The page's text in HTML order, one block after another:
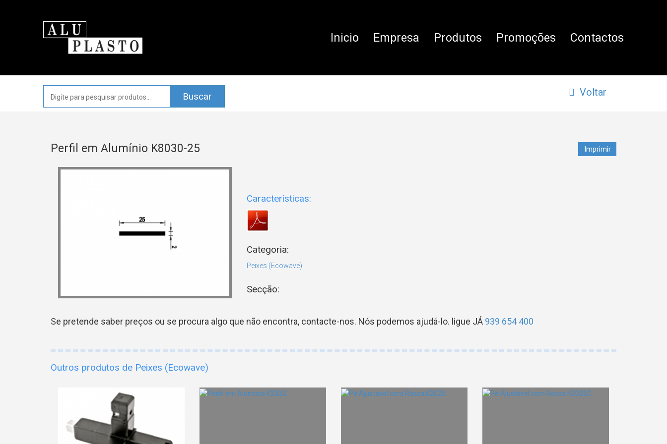
Inicio Empresa Produtos Promoções Contactos
Voltar
Perfil em Alumínio K8030-25 Imprimir
Características:
Categoria:
Peixes (Ecowave)
Secção:
Se pretende saber preços ou se procura algo que não encontra, contacte-nos. Nós podemos ajudá-lo. ligue JÁ 939 654 400
Outros produtos de Peixes (Ecowave)